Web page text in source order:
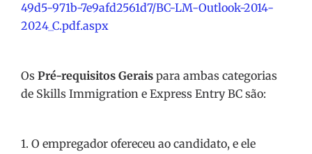
49d5-971b-7e9afd2561d7/BC-LM-Outlook-2014-
2024_C.pdf.aspx
Os Pré-requisitos Gerais para ambas categorias
de Skills Immigration e Express Entry BC são:
1. O empregador ofereceu ao candidato, e ele